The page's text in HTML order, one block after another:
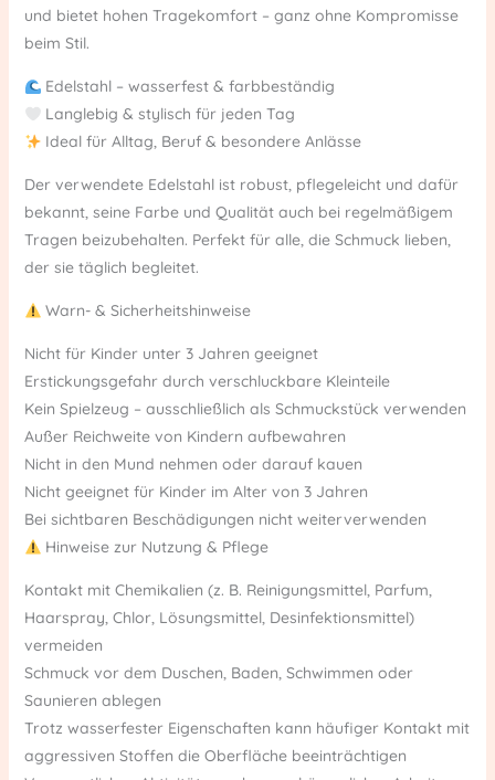
und bietet hohen Tragekomfort – ganz ohne Kompromisse
beim Stil.
Edelstahl – wasserfest & farbbeständig
Langlebig & stylisch für jeden Tag
Ideal für Alltag, Beruf & besondere Anlässe
Der verwendete Edelstahl ist robust, pflegeleicht und dafür
bekannt, seine Farbe und Qualität auch bei regelmäßigem
Tragen beizubehalten. Perfekt für alle, die Schmuck lieben,
der sie täglich begleitet.
Warn- & Sicherheitshinweise
Nicht für Kinder unter 3 Jahren geeignet
Erstickungsgefahr durch verschluckbare Kleinteile
Kein Spielzeug – ausschließlich als Schmuckstück verwenden
Außer Reichweite von Kindern aufbewahren
Nicht in den Mund nehmen oder darauf kauen
Nicht geeignet für Kinder im Alter von 3 Jahren
Bei sichtbaren Beschädigungen nicht weiterverwenden
Hinweise zur Nutzung & Pflege
Kontakt mit Chemikalien (z. B. Reinigungsmittel, Parfum,
Haarspray, Chlor, Lösungsmittel, Desinfektionsmittel)
vermeiden
Schmuck vor dem Duschen, Baden, Schwimmen oder
Saunieren ablegen
Trotz wasserfester Eigenschaften kann häufiger Kontakt mit
aggressiven Stoffen die Oberfläche beeinträchtigen